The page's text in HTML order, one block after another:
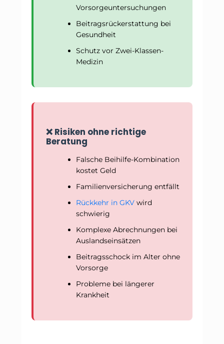
Vorsorgeuntersuchungen
Beitragsrückerstattung bei
Gesundheit
Schutz vor Zwei-Klassen-
Medizin
❌ Risiken ohne richtige
Beratung
Falsche Beihilfe-Kombination
kostet Geld
Familienversicherung entfällt
Rückkehr in GKV wird
schwierig
Komplexe Abrechnungen bei
Auslandseinsätzen
Beitragsschock im Alter ohne
Vorsorge
Probleme bei längerer
Krankheit